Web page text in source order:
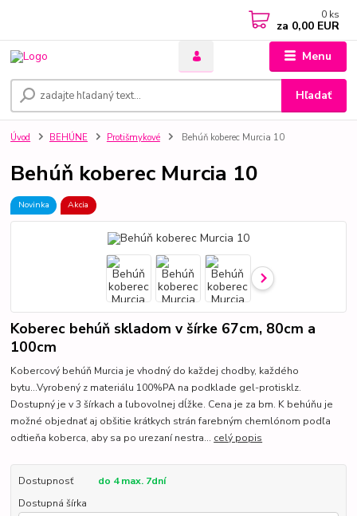
Menu
Hľadať
0 ks
za 0,00 EUR
Úvod BEHÚNE Protišmykové Behúň koberec Murcia 10
Behúň koberec Murcia 10
Novinka Akcia
Koberec behúň skladom v šírke 67cm, 80cm a
100cm
Kobercový behúň Murcia je vhodný do každej chodby, každého
bytu...Vyrobený z materiálu 100%PA na podklade gel-protisklz.
Dostupný je v 3 šírkach a ľubovolnej dĺžke. Cena je za bm. K behúňu je
možné objednať aj obšitie krátkych strán farebným chemlónom podľa
odtieňa koberca, aby sa po urezaní nestra... celý popis
Dostupnosť
do 4 max. 7dní
Dostupná šírka